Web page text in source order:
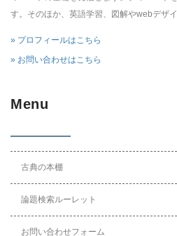
す。そのほか、英語学習、図解やwebデザイ
» プロフィールはこちら
» お問い合わせはこちら
Menu
古典の本棚
論題検索ルーレット
お問い合わせフォーム